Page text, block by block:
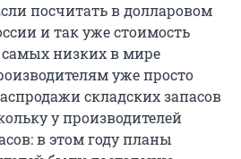
посчитать в долларовом
и так уже стоимость
низких в мире
уже просто
складских запасов
у производителей
в этом году планы